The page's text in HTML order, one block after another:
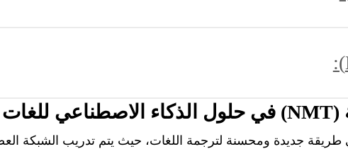
مثل الأشخاص والأماكن والمنظمات نصوص أقصر.
ونصوص جذابة للجمهور
(
NMT
) في حلول الذكاء الاصطناعي للغات
طريقة جديدة ومحسنة لترجمة اللغات، حيث يتم تدريب الشبكة